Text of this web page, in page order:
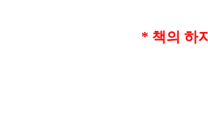
* 책의 하